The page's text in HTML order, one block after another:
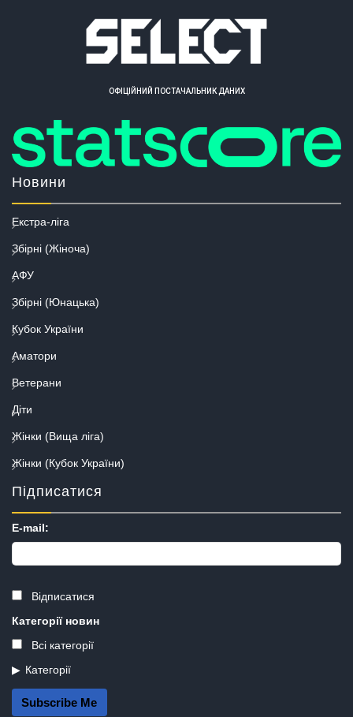
ОФІЦІЙНИЙ ПОСТАЧАЛЬНИК ДАНИХ
Новини
Екстра-ліга
Збірні (Жіноча)
АФУ
Збірні (Юнацька)
Кубок України
Аматори
Ветерани
Діти
Жінки (Вища ліга)
Жінки (Кубок України)
Підписатися
E-mail:
Відписатися
Категорії новин
Всі категорії
Категорії
Subscribe Me